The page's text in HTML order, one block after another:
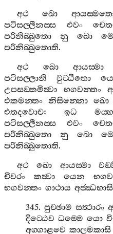
අථ
ඛො
පටිසල‍්ලීනස‍්ස
එවං
පරිනිබ‍්බුතො
නු ඛො මෙ
පරිනිබ‍්බුතොති.
අථ
ඛො ආයස‍්මා
පටිසල‍්ලානි වුට‍්ඨිතො
උපසඞ‍්කමිත්‍වා
භගවන‍්තං
එකමන‍්තං නිසින‍්නො ඛො
එතදවොච: ඉධ
පටිසල‍්ලීනස‍්ස
එවං
පරිනිබ‍්බුතො
නු ඛො මෙ
පරිනිබ‍්බුතොති.
අථ
ඛො ආයස‍්මා
චීවරං
කත්‍වා යෙන
භගවන‍්තං ගාථාය අජ‍්ඣභාසි
345.පුච‍්ඡාම සත්‍ථාරං
දිට‍්ඨෙව ධම‍්මෙ යො
අග‍්ගාළවෙ කාලමකාසි